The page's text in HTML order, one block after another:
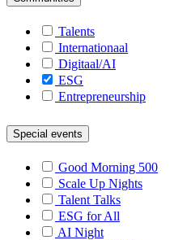
Talents
Internationaal
Digitaal/AI
ESG
Entrepreneurship
Special events
Good Morning 500
Scale Up Nights
Talent Talks
ESG for All
AI Night